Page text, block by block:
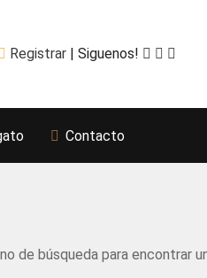
Registrar | Siguenos!
Contacto
de búsqueda para encontrar